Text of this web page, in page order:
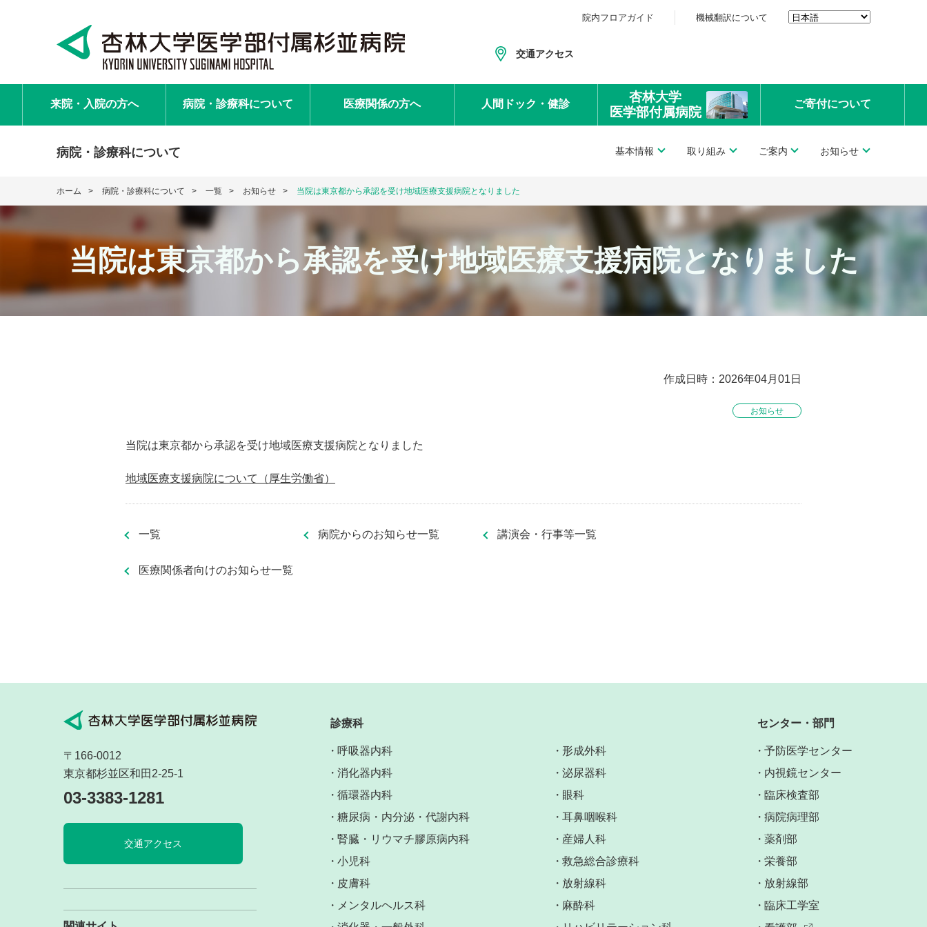
院内フロアガイド 機械翻訳について
交通アクセス
来院・入院の方へ 病院・診療科について 医療関係の方へ 人間ドック ・健診
杏林大学
医学部付属病院
ご寄付について
病院・診療科について 基本情報 取り組み ご案内 お知らせ
ホーム 病院・診療科について 一覧 お知らせ 当院は東京都から承認を受け地域医療支援病院となりました
当院は東京都から承認を受け地域医療支援病院となりました
作成日時：2026年04月01日
お知らせ
当院は東京都から承認を受け地域医療支援病院となりました
地域医療支援病院について（厚生労働省）
一覧 病院からのお知らせ一覧 講演会・行事等一覧
医療関係者向けのお知らせ一覧
〒166-0012
東京都杉並区和田2-25-1
03-3383-1281
交通アクセス
診療科
呼吸器内科
消化器内科
循環器内科
糖尿病・内分泌・代謝内科
腎臓・リウマチ膠原病内科
小児科
皮膚科
メンタルヘルス科
形成外科
泌尿器科
眼科
耳鼻咽喉科
産婦人科
救急総合診療科
放射線科
麻酔科
センター・部門
予防医学センター
内視鏡センター
臨床検査部
病院病理部
薬剤部
栄養部
放射線部
臨床工学室